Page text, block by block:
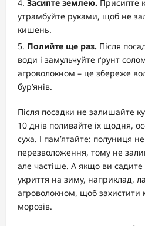
Засипте землею. Присипте
утрамбуйте руками, щоб не
кишень.
Полийте ще раз. Після
води і замульчуйте ґрунт
агроволокном – це збереже
бур’янів.
Після посадки не залишайте
10 днів поливайте їх щодня,
суха. І пам’ятайте: полуниця
перезволоження, тому не
але частіше. А якщо ви
укриття на зиму, наприклад,
агроволокном, щоб захистити
морозів.